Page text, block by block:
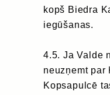
kopš Biedra
iegūšanas.
4.5. Ja Valde
neuzņemt par
Kopsapulcē